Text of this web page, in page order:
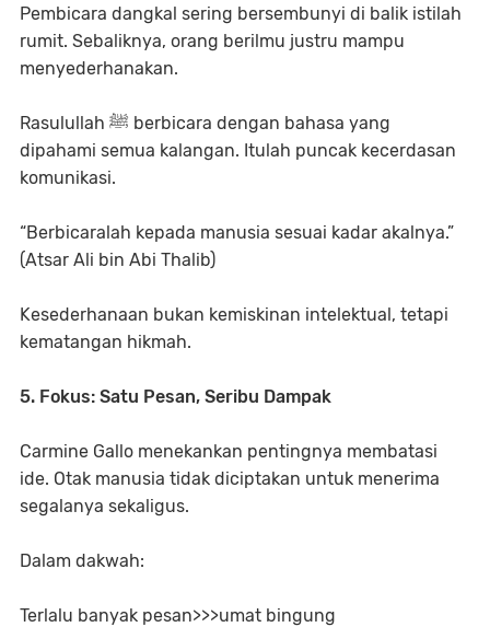
Pembicara dangkal sering bersembunyi di balik istilah
rumit. Sebaliknya, orang berilmu justru mampu
menyederhanakan.
Rasulullah ﷺ berbicara dengan bahasa yang
dipahami semua kalangan. Itulah puncak kecerdasan
komunikasi.
“Berbicaralah kepada manusia sesuai kadar akalnya.”
(Atsar Ali bin Abi Thalib)
Kesederhanaan bukan kemiskinan intelektual, tetapi
kematangan hikmah.
5. Fokus: Satu Pesan, Seribu Dampak
Carmine Gallo menekankan pentingnya membatasi
ide. Otak manusia tidak diciptakan untuk menerima
segalanya sekaligus.
Dalam dakwah:
Terlalu banyak pesan>>>umat bingung